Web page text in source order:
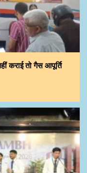
कराई तो गैस आपूर्ति